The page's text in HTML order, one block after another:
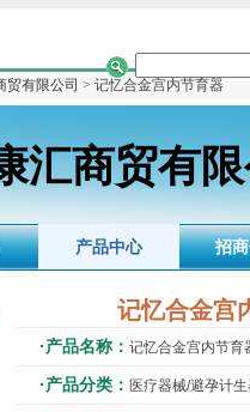
贸有限公司 > 记忆合金宫内节育器
汇商贸有
产品中心 招
记忆合金宫
·产品名称： 记忆合金宫内节育
·产品分类： 医疗器械/避孕计